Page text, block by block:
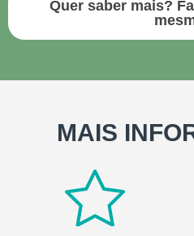
Quer saber mais?
MAIS